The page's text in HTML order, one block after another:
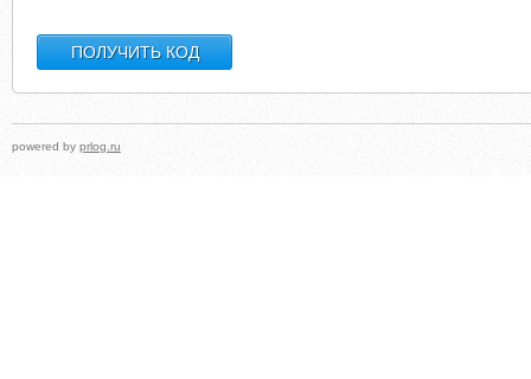
powered by prlog.ru